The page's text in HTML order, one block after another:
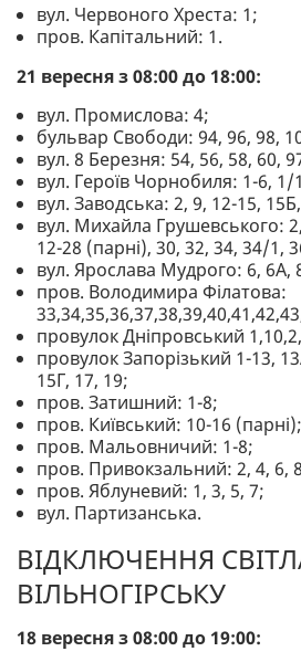
вул. Червоного Хреста: 1;
пров. Капітальний: 1.
21 вересня з 08:00 до 18:00:
вул. Промислова: 4;
бульвар Свободи: 94, 96, 98,
вул. 8 Березня: 54, 56, 58, 60,
вул. Героїв Чорнобиля: 1-6, 1/
вул. Заводська: 2, 9, 12-15,
вул. Михайла Грушевського:
12-28 (парні), 30, 32, 34, 34/1,
вул. Ярослава Мудрого: 6, 6А,
пров. Володимира Філатова:
провулок Дніпровський
провулок Запорізький 1-13,
15Г, 17, 19;
пров. Затишний: 1-8;
пров. Київський: 10-16 (парні);
пров. Мальовничий: 1-8;
пров. Привокзальний: 2, 4, 6,
пров. Яблуневий: 1, 3, 5, 7;
вул. Партизанська.
ВІДКЛЮЧЕННЯ
ВІЛЬНОГІРСЬКУ
18 вересня з 08:00 до 19:00: